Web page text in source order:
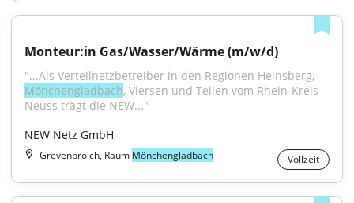
Monteur:in Gas/Wasser/Wärme (m/w/d)
Mönchengladbach, Viersen und Teilen vom Rhein-Kreis
Neuss trägt die NEW..."
NEW Netz GmbH
Grevenbroich, Raum Mönchengladbach Vollzeit